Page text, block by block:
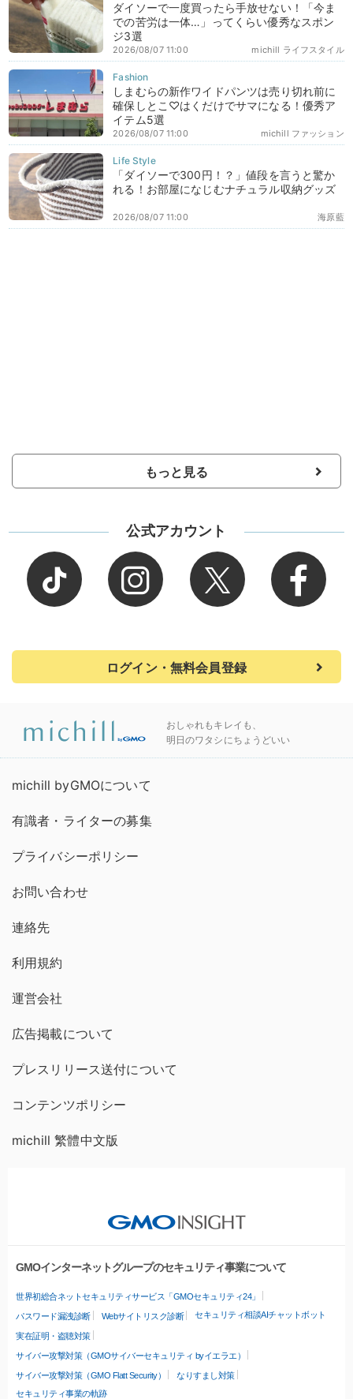
ダイソーで一度買ったら手放せない！「今ま
での苦労は一体…」ってくらい優秀なスポン
ジ3選
michill ライフスタイル
2026/08/07 11:00
しまむらの新作ワイドパンツは売り切れ前に
確保しとこ♡はくだけでサマになる！優秀ア
イテム5選
michill ファッション
2026/08/07 11:00
「ダイソーで300円！？」値段を言うと驚か
れる！お部屋になじむナチュラル収納グッズ
海原藍
2026/08/07 11:00
もっと見る
公式アカウント
ログイン・無料会員登録
おしゃれもキレイも、
明日のワタシにちょうどいい
michill byGMOについて
有識者・ライターの募集
プライバシーポリシー
お問い合わせ
連絡先
利用規約
運営会社
広告掲載について
プレスリリース送付について
コンテンツポリシー
michill 繁體中文版
GMOインターネットグループのセキュリティ事業について
世界初総合ネットセキュリティサービス「GMOセキュリティ24」
パスワード漏洩診断 Webサイトリスク診断 セキュリティ相談AIチャットボット
実在証明・盗聴対策
サイバー攻撃対策（GMOサイバーセキュリティ byイエラエ）
サイバー攻撃対策（GMO Flatt Security）
なりすまし対策
セキュリティ事業の軌跡